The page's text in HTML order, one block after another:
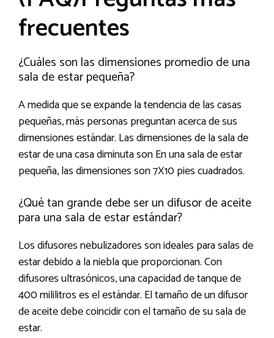
frecuentes
¿Cuáles son las dimensiones promedio de una
sala de estar pequeña?
A medida que se expande la tendencia de las casas
pequeñas, más personas preguntan acerca de sus
dimensiones estándar. Las dimensiones de la sala de
estar de una casa diminuta son En una sala de estar
pequeña, las dimensiones son 7X10 pies cuadrados.
¿Qué tan grande debe ser un difusor de aceite
para una sala de estar estándar?
Los difusores nebulizadores son ideales para salas de
estar debido a la niebla que proporcionan. Con
difusores ultrasónicos, una capacidad de tanque de
400 mililitros es el estándar. El tamaño de un difusor
de aceite debe coincidir con el tamaño de su sala de
estar.